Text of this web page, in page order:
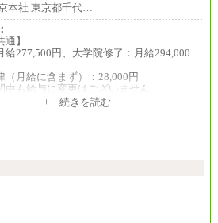
本社 東京都千代…
通】
給277,500円、大学院修了：月給294,000
（月給に含まず）：28,000円
も給与に変更はございません
円～
を含む金額です）
+ 続きを読む